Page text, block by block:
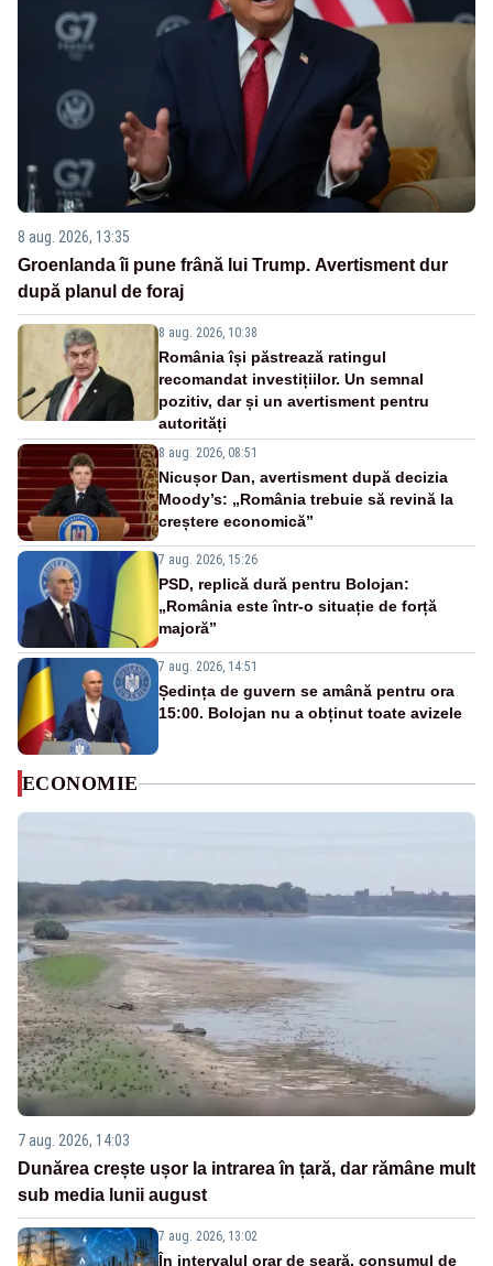
8 aug. 2026, 13:35
Groenlanda îi pune frână lui Trump. Avertisment dur
după planul de foraj
8 aug. 2026, 10:38
România își păstrează ratingul
recomandat investițiilor. Un semnal
pozitiv, dar și un avertisment pentru
autorități
8 aug. 2026, 08:51
Nicușor Dan, avertisment după decizia
Moody’s: „România trebuie să revină la
creștere economică”
7 aug. 2026, 15:26
PSD, replică dură pentru Bolojan:
„România este într-o situație de forță
majoră”
7 aug. 2026, 14:51
Ședința de guvern se amână pentru ora
15:00. Bolojan nu a obținut toate avizele
ECONOMIE
7 aug. 2026, 14:03
Dunărea crește ușor la intrarea în țară, dar rămâne mult
sub media lunii august
7 aug. 2026, 13:02
În intervalul orar de seară, consumul de